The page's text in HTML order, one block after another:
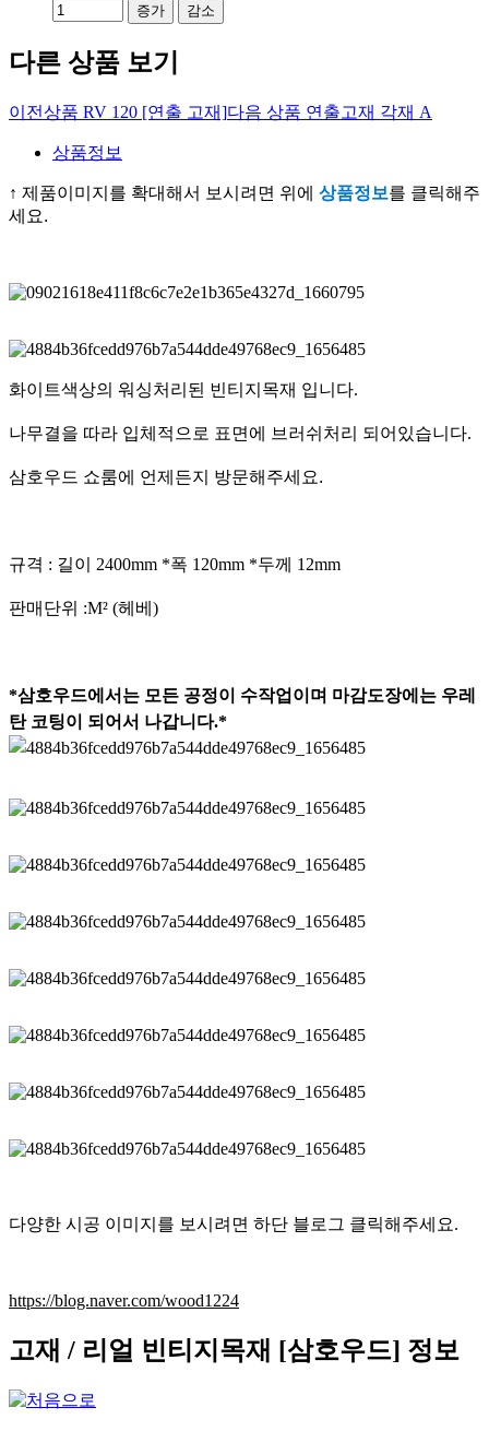
증가 감소
다른 상품 보기
이전상품 RV 120 [연출 고재]다음 상품 연출고재 각재 A
상품정보
↑ 제품이미지를 확대해서 보시려면 위에 상품정보를 클릭해주
세요.​
화이트색상의 워싱처리된 빈티지목재 입니다.
나무결을 따라 입체적으로 표면에 브러쉬처리 되어있습니다.​
삼호우드 쇼룸에 언제든지 방문해주세요.
규격 : 길이 2400mm *폭 120mm *두께 12mm
판매단위 :M² (헤베)
*삼호우드에서는 모든 공정이 수작업이며 마감도장에는 우레
탄 코팅이 되어서 나갑니다.*
다양한 시공 이미지를 보시려면 하단 블로그 클릭해주세요.
https://blog.naver.com/wood1224
고재 / 리얼 빈티지목재 [삼호우드] 정보